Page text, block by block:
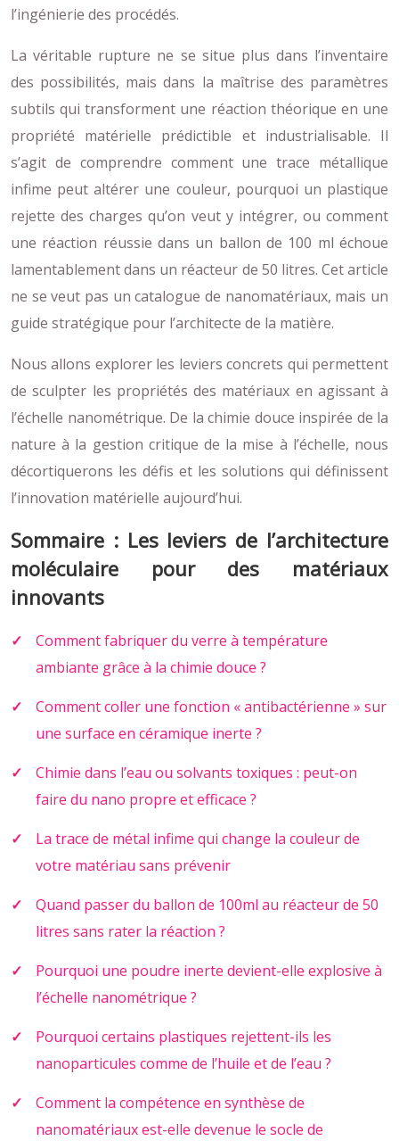
l’ingénierie des procédés.
La véritable rupture ne se situe plus dans l’inventaire
des possibilités, mais dans la maîtrise des paramètres
subtils qui transforment une réaction théorique en une
propriété matérielle prédictible et industrialisable. Il
s’agit de comprendre comment une trace métallique
infime peut altérer une couleur, pourquoi un plastique
rejette des charges qu’on veut y intégrer, ou comment
une réaction réussie dans un ballon de 100 ml échoue
lamentablement dans un réacteur de 50 litres. Cet article
ne se veut pas un catalogue de nanomatériaux, mais un
guide stratégique pour l’architecte de la matière.
Nous allons explorer les leviers concrets qui permettent
de sculpter les propriétés des matériaux en agissant à
l’échelle nanométrique. De la chimie douce inspirée de la
nature à la gestion critique de la mise à l’échelle, nous
décortiquerons les défis et les solutions qui définissent
l’innovation matérielle aujourd’hui.
Sommaire : Les leviers de l’architecture
moléculaire pour des matériaux
innovants
Comment fabriquer du verre à température
ambiante grâce à la chimie douce ?
Comment coller une fonction « antibactérienne » sur
une surface en céramique inerte ?
Chimie dans l’eau ou solvants toxiques : peut-on
faire du nano propre et efficace ?
La trace de métal infime qui change la couleur de
votre matériau sans prévenir
Quand passer du ballon de 100ml au réacteur de 50
litres sans rater la réaction ?
Pourquoi une poudre inerte devient-elle explosive à
l’échelle nanométrique ?
Pourquoi certains plastiques rejettent-ils les
nanoparticules comme de l’huile et de l’eau ?
Comment la compétence en synthèse de
nanomatériaux est-elle devenue le socle de